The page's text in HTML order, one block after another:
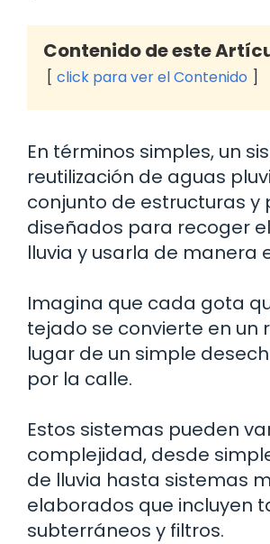
Contenido de este
click para ver el Contenido
En términos simples, un
reutilización de aguas
conjunto de estructuras y
diseñados para recoger
lluvia y usarla de manera
Imagina que cada gota
tejado se convierte en un
lugar de un simple
por la calle.
Estos sistemas pueden
complejidad, desde
de lluvia hasta sistemas
elaborados que incluyen
subterráneos y filtros.